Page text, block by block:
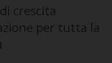
crescita
per tutta la